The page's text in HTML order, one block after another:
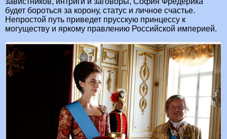
будет бороться за корону, статус и личное счастье.
Непростой путь приведет прусскую принцессу к
могуществу и яркому правлению Российской империей.